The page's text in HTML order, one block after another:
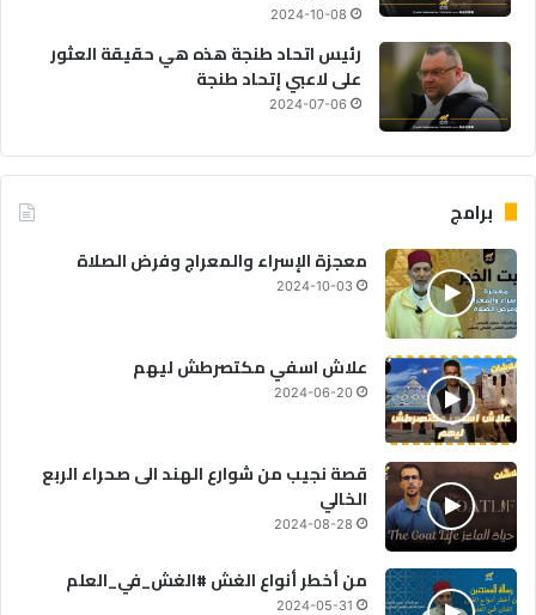
2024-10-08
رئيس اتحاد طنجة هذه هي حقيقة العثور
على لاعبي إتحاد طنجة
2024-07-06
برامج
معجزة الإسراء والمعراج وفرض الصلاة
2024-10-03
علاش اسفي مكتصرطش ليهم
2024-06-20
قصة نجيب من شوارع الهند الى صحراء الربع
الخالي
2024-08-28
من أخطر أنواع الغش #الغش_في_العلم
2024-05-31